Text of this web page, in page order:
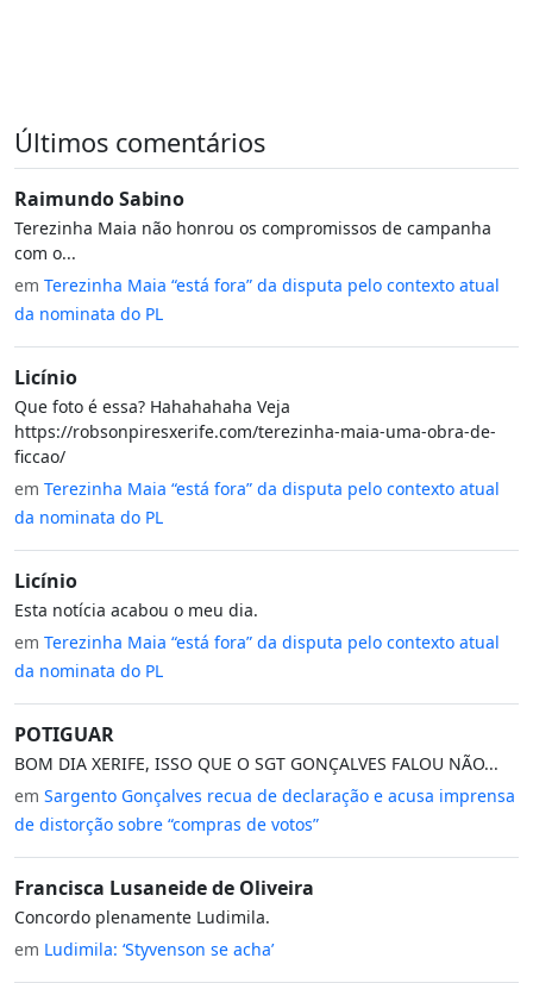
Últimos comentários
Raimundo Sabino
Terezinha Maia não honrou os compromissos de campanha
com o...
em Terezinha Maia “está fora” da disputa pelo contexto atual
da nominata do PL
Licínio
Que foto é essa? Hahahahaha Veja
https://robsonpiresxerife.com/terezinha-maia-uma-obra-de-
ficcao/
em Terezinha Maia “está fora” da disputa pelo contexto atual
da nominata do PL
Licínio
Esta notícia acabou o meu dia.
em Terezinha Maia “está fora” da disputa pelo contexto atual
da nominata do PL
POTIGUAR
BOM DIA XERIFE, ISSO QUE O SGT GONÇALVES FALOU NÃO...
em Sargento Gonçalves recua de declaração e acusa imprensa
de distorção sobre “compras de votos”
Francisca Lusaneide de Oliveira
Concordo plenamente Ludimila.
em Ludimila: ‘Styvenson se acha’